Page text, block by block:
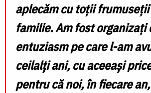
aplecăm cu toții
familie.Am fost organizați
entuziasm pe care l-am
ceilalți ani, cu aceeași
pentru că noi, în fiecare